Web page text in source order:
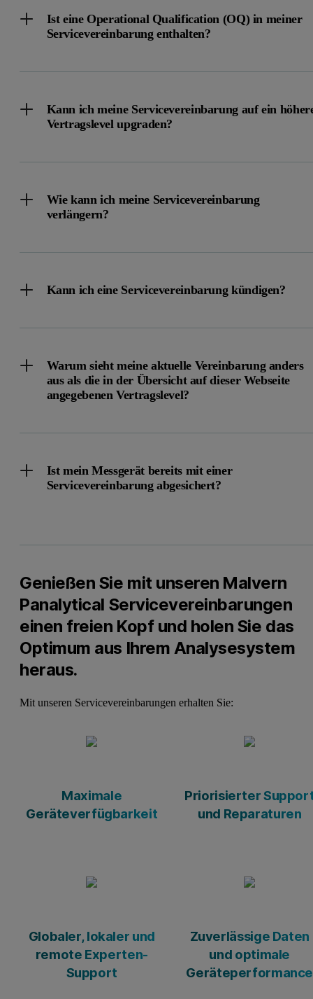
Ist eine Operational Qualification (OQ) in meiner
Servicevereinbarung enthalten?
Kann ich meine Servicevereinbarung auf ein
Vertragslevel upgraden?
Wie kann ich meine Servicevereinbarung
verlängern?
Kann ich eine Servicevereinbarung kündigen?
Warum sieht meine aktuelle Vereinbarung anders
aus als die in der Übersicht auf dieser Webseite
angegebenen Vertragslevel?
Ist mein Messgerät bereits mit einer
Servicevereinbarung abgesichert?
Genießen Sie mit unseren Malvern
Panalytical Servicevereinbarungen
einen freien Kopf und holen Sie das
Optimum aus Ihrem Analysesystem
heraus.
Mit unseren Servicevereinbarungen erhalten Sie:
Maximale
Geräteverfügbarkeit
Priorisierter
und Reparaturen
Globaler, lokaler und
remote Experten-
Support
Zuverlässige Daten
und optimale
Geräteperformance